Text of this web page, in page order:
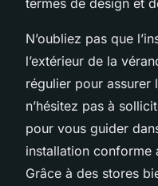
N’oubliez pas que
l’extérieur de la
régulier pour assurer
n’hésitez pas à
pour vous guider
installation conforme
Grâce à des stores